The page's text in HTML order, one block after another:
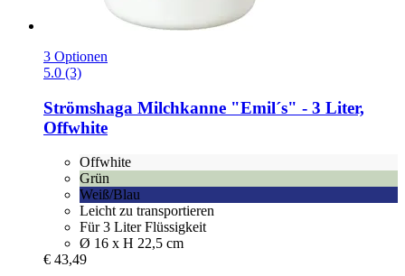
3 Optionen
5.0 (3)
Strömshaga Milchkanne "Emil´s" -​ 3 Liter,
Offwhite
Offwhite
Grün
Weiß/Blau
Leicht zu transportieren
Für 3 Liter Flüssigkeit
Ø 16 x H 22,5 cm
€ 43,49